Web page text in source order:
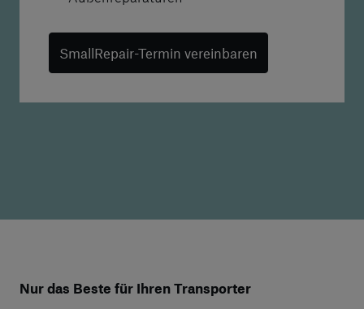
SmallRepair-Termin vereinbaren
Nur das Beste für Ihren Transporter